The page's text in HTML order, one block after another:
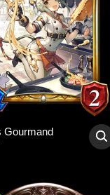
Gourmand